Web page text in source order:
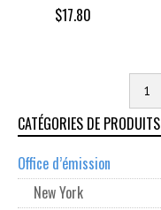
$17.80
1
CATÉGORIES DE PRODUITS
Office d’émission
New York